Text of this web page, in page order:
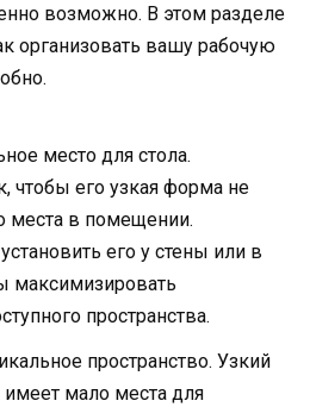
возможно. В этом разделе
организовать вашу рабочую
место для стола.
чтобы его узкая форма не
места в помещении.
его у стены или в
максимизировать
пространства.
пространство. Узкий
имеет мало места для